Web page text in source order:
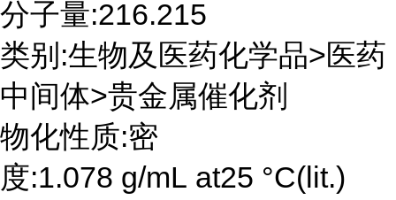
分子量:216.215
类别:生物及医药化学品>医药
中间体>贵金属催化剂
物化性质:密
度:1.078 g/mL at25 °C(lit.)